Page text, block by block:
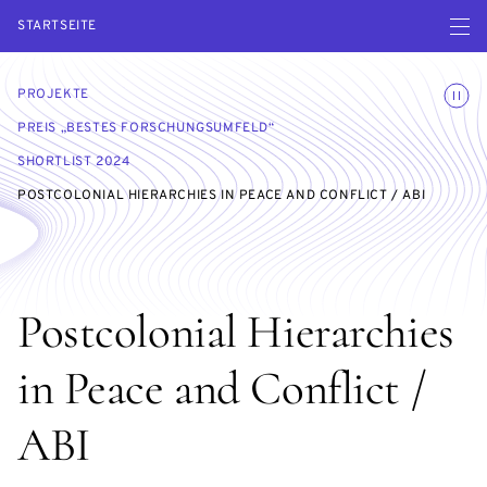
STARTSEITE Menü
PROJEKTE
PREIS „BESTES FORSCHUNGSUMFELD“
SHORTLIST 2024
POSTCOLONIAL HIERARCHIES IN PEACE AND CONFLICT / ABI
Postcolonial Hierarchies
in Peace and Conflict /
ABI